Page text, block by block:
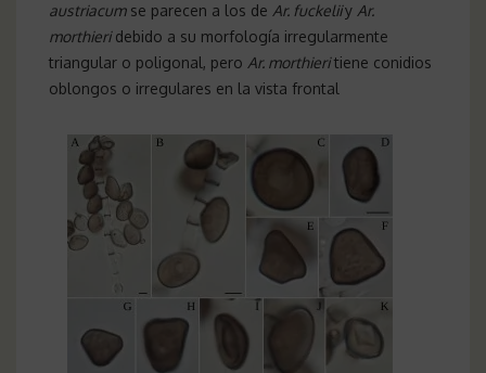
austriacumse parecen a los de Ar. fuckeliiy Ar.
morthieridebido a su morfología irregularmente
triangular o poligonal, pero Ar. morthieritiene conidios
oblongos o irregulares en la vista frontal